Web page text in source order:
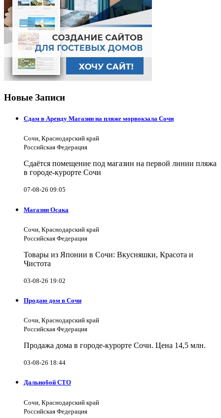
Новые Записи
Сдам в Аренду Магазин на пляже морвокзала Сочи
Сочи, Краснодарский край
Российская Федерация
Сдаётся помещение под магазин на первой линии пляжа
в городе-курорте Сочи
07-08-26 09:05
Магазин Осака
Сочи, Краснодарский край
Российская Федерация
Товары из Японии в Сочи: Вкусняшки, Красота и
Чистота
03-08-26 19:02
Продаю дом в Сочи
Сочи, Краснодарский край
Российская Федерация
Продажа дома в городе-курорте Сочи. Цена 14,5 млн.
03-08-26 18:44
Дальнобой СТО
Сочи, Краснодарский край
Российская Федерация